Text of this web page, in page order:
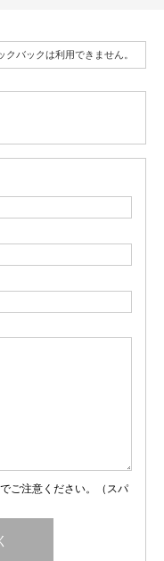
クバックは利用できません。
ご注意ください。（スパ